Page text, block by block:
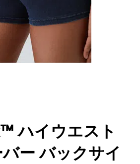
ハイウエスト
ー バックサイ